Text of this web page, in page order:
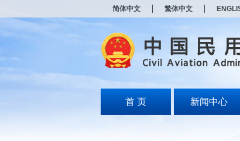
简体中文 繁体中文
首 页 新闻中心
打
无
障